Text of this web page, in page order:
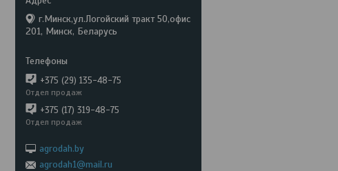
г.Минск,ул.Логойский тракт 50,офис
201, Минск, Беларусь
+375 (29) 135-48-75
Отдел продаж
+375 (17) 319-48-75
Отдел продаж
agrodah.by
agrodah1@mail.ru